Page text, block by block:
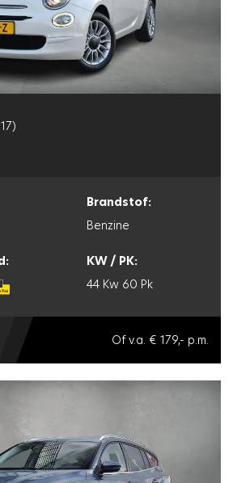
Brandstof:
Benzine
KW / PK:
44 Kw 60 Pk
Of v.a. € 179,- p.m.